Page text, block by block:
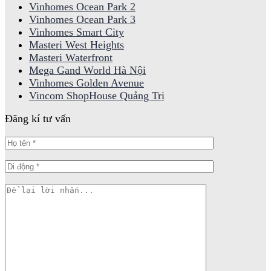
Vinhomes Ocean Park 2
Vinhomes Ocean Park 3
Vinhomes Smart City
Masteri West Heights
Masteri Waterfront
Mega Gand World Hà Nội
Vinhomes Golden Avenue
Vincom ShopHouse Quảng Trị
Đăng kí tư vấn